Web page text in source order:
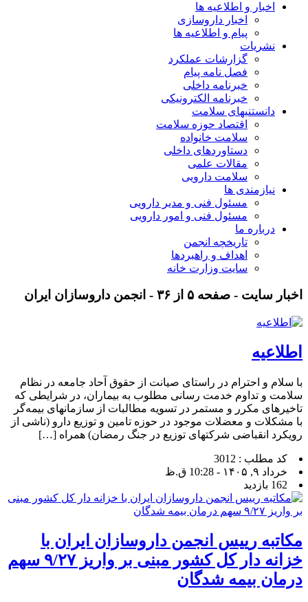
اخبار و اطلاعیه ها
اخبار داروسازی
پیام و اطلاعیه ها
نشریات
گزارشات عملکرد
فصل نامه پیام
خبرنامه داخلی
خبرنامه الکترونیکی
دانستنیهای سلامت
اقتصاد حوزه سلامت
سلامت خانواده
دستاوردهای داخلی
مقالات علمی
سلامت دارویی
نیازمندی ها
مسئول فنی و مدیر دارویی
مسئول فنی و امور دارویی
درباره ما
تاریخچه انجمن
اهداف و راهبردها
سایت وزارت خانه
اخبار سایت - صفحه ۵ از ۳۶ - انجمن داروسازان ایران
اطلاعیه
با سلام و احترام در راستای صیانت از حقوق آحاد جامعه در نظام
سلامت و تداوم خدمت رسانی مطلوب به بیماران، در شرایطی که
تاخیرهای مکرر و مستمر در تسویه مطالبات از سازمانهای بیمه‌گر
با مشکلات و معضلات موجود در حوزه تامین و توزیع دارو (ناشی از
رویکرد انقباضی شرکتهای توزیع در جنگ رمضان) همراه […]
کد مطلب : 3012
خرداد ۹, ۱۴۰۵ - 10:28 ق.ظ
162 بازدید
مکاتبه رییس انجمن داروسازان ایران با
خزانه دار کل کشور مبنی بر واریز ۹/۲۷ سهم
درمان بیمه شدگان